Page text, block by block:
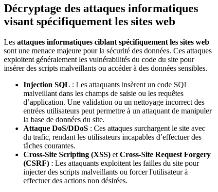
Décryptage des attaques informatiques
visant spécifiquement les sites web
Les attaques informatiques ciblant spécifiquement les sites web
sont une menace majeure pour la sécurité des données. Ces attaques
exploitent généralement les vulnérabilités du code du site pour
insérer des scripts malveillants ou accéder à des données sensibles.
Injection SQL : Les attaquants insèrent un code SQL
malveillant dans les champs de saisie ou les requêtes
d’application. Une validation ou un nettoyage incorrect des
entrées utilisateurs peut permettre à un attaquant de manipuler
la base de données du site.
Attaque DoS/DDoS : Ces attaques surchargent le site avec
du trafic, rendant les utilisateurs incapables d’effectuer des
tâches courantes.
Cross-Site Scripting (XSS) et Cross-Site Request Forgery
(CSRF) : Les attaquants exploitent les failles du site pour
injecter des scripts malveillants ou forcer l'utilisateur à
effectuer des actions non désirées.